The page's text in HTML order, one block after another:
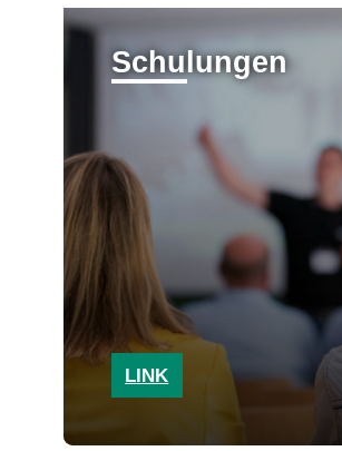
Schulungen
LINK